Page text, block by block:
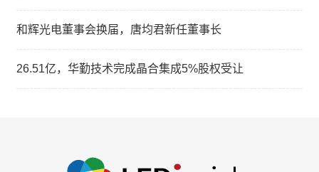
和辉光电董事会换届，唐均君新任董事长
26.51亿，华勤技术完成晶合集成5%股权受让